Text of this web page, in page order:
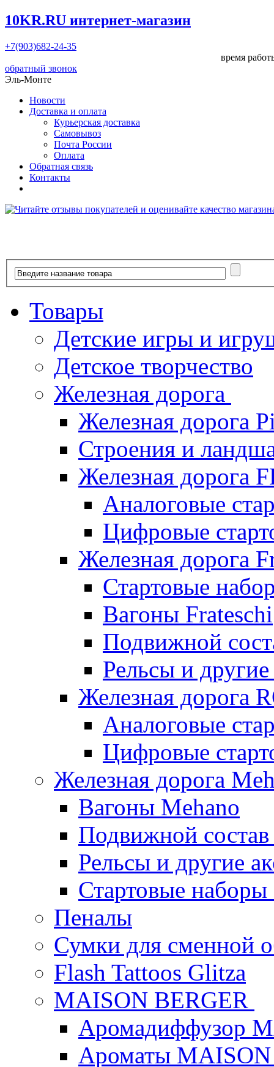
10KR.RU интернет-магазин
+7(903)682-24-35
время
обратный звонок
Эль-Монте
Новости
Доставка и оплата
Курьерская доставка
Самовывоз
Почта России
Оплата
Обратная связь
Контакты
Товары
Детские игры и
Детское творчество
Железная дорога
Железная дорога
Строения и
Железная дорога
Аналоговые
Цифровые
Железная дорога
Стартовые
Вагоны Frateschi
Подвижной
Рельсы и
Железная дорога
Аналоговые
Цифровые
Железная дорога
Вагоны Mehano
Подвижной
Рельсы и другие
Стартовые
Пеналы
Сумки для сменной
Flash Tattoos Glitza
MAISON BERGER
Аромадиффузор
Ароматы